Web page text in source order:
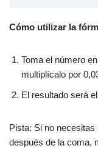
Cómo utilizar la
Toma el número
multiplícalo por
El resultado será
Pista: Si no
después de la coma,